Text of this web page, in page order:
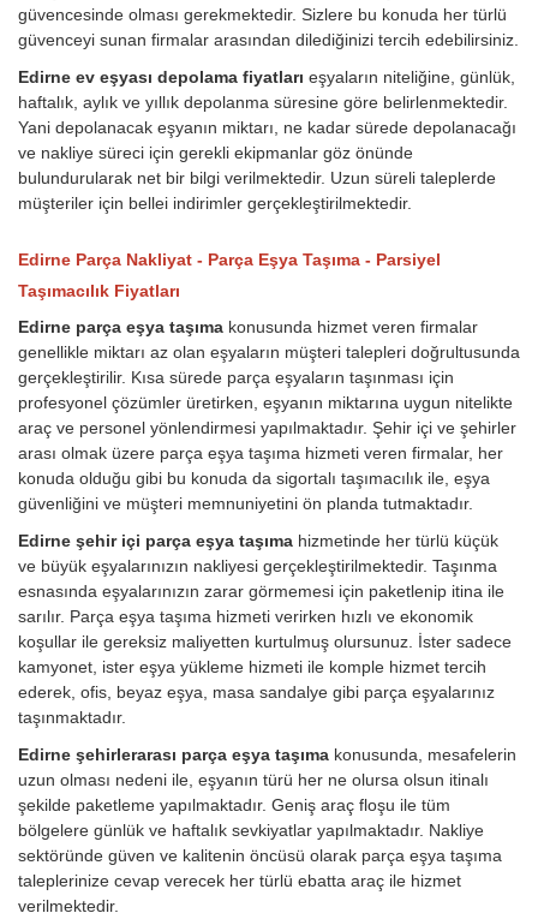
güvencesinde olması gerekmektedir. Sizlere bu konuda her türlü
güvenceyi sunan firmalar arasından dilediğinizi tercih edebilirsiniz.
Edirne ev eşyası depolama fiyatları eşyaların niteliğine, günlük,
haftalık, aylık ve yıllık depolanma süresine göre belirlenmektedir.
Yani depolanacak eşyanın miktarı, ne kadar sürede depolanacağı
ve nakliye süreci için gerekli ekipmanlar göz önünde
bulundurularak net bir bilgi verilmektedir. Uzun süreli taleplerde
müşteriler için bellei indirimler gerçekleştirilmektedir.
Edirne Parça Nakliyat - Parça Eşya Taşıma - Parsiyel
Taşımacılık Fiyatları
Edirne parça eşya taşıma konusunda hizmet veren firmalar
genellikle miktarı az olan eşyaların müşteri talepleri doğrultusunda
gerçekleştirilir. Kısa sürede parça eşyaların taşınması için
profesyonel çözümler üretirken, eşyanın miktarına uygun nitelikte
araç ve personel yönlendirmesi yapılmaktadır. Şehir içi ve şehirler
arası olmak üzere parça eşya taşıma hizmeti veren firmalar, her
konuda olduğu gibi bu konuda da sigortalı taşımacılık ile, eşya
güvenliğini ve müşteri memnuniyetini ön planda tutmaktadır.
Edirne şehir içi parça eşya taşıma hizmetinde her türlü küçük
ve büyük eşyalarınızın nakliyesi gerçekleştirilmektedir. Taşınma
esnasında eşyalarınızın zarar görmemesi için paketlenip itina ile
sarılır. Parça eşya taşıma hizmeti verirken hızlı ve ekonomik
koşullar ile gereksiz maliyetten kurtulmuş olursunuz. İster sadece
kamyonet, ister eşya yükleme hizmeti ile komple hizmet tercih
ederek, ofis, beyaz eşya, masa sandalye gibi parça eşyalarınız
taşınmaktadır.
Edirne şehirlerarası parça eşya taşıma konusunda, mesafelerin
uzun olması nedeni ile, eşyanın türü her ne olursa olsun itinalı
şekilde paketleme yapılmaktadır. Geniş araç floşu ile tüm
bölgelere günlük ve haftalık sevkiyatlar yapılmaktadır. Nakliye
sektöründe güven ve kalitenin öncüsü olarak parça eşya taşıma
taleplerinize cevap verecek her türlü ebatta araç ile hizmet
verilmektedir.